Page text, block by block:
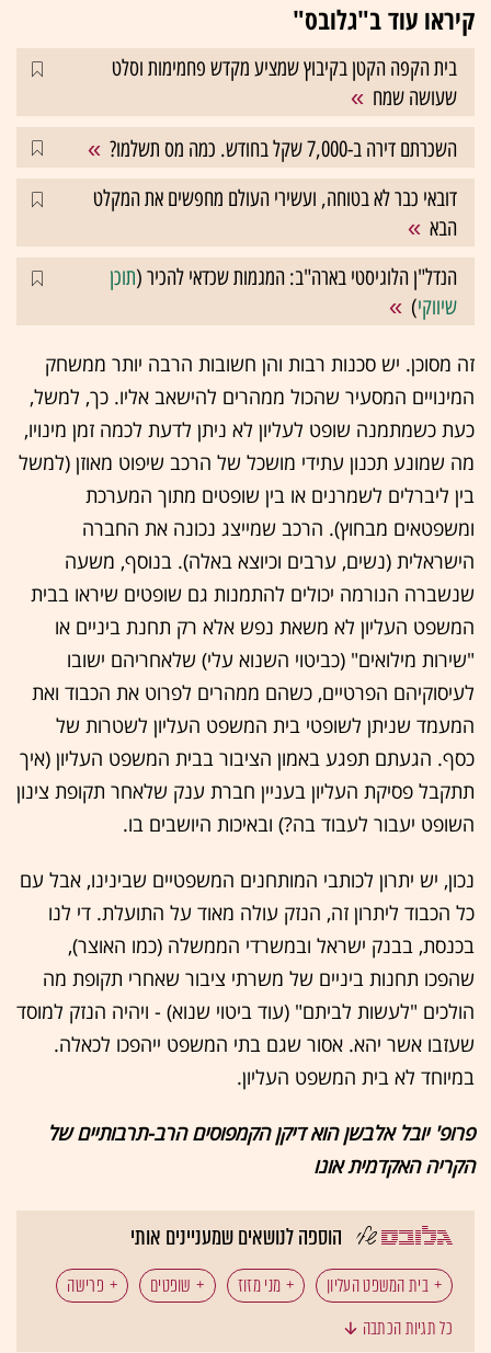
קיראו עוד ב"גלובס"
בית הקפה הקטן בקיבוץ שמציע מקדש פחמימות וסלט
שעושה שמח
השכרתם דירה ב-7,000 שקל בחודש. כמה מס תשלמו?
דובאי כבר לא בטוחה, ועשירי העולם מחפשים את המקלט
הבא
הנדל"ן הלוגיסטי בארה"ב: המגמות שכדאי להכיר (תוכן
שיווקי)
זה מסוכן. יש סכנות רבות והן חשובות הרבה יותר ממשחק
המינויים המסעיר שהכול ממהרים להישאב אליו. כך, למשל,
כעת כשמתמנה שופט לעליון לא ניתן לדעת לכמה זמן מינויו,
מה שמונע תכנון עתידי מושכל של הרכב שיפוט מאוזן (למשל
בין ליברלים לשמרנים או בין שופטים מתוך המערכת
ומשפטאים מבחוץ). הרכב שמייצג נכונה את החברה
הישראלית (נשים, ערבים וכיוצא באלה). בנוסף, משעה
שנשברה הנורמה יכולים להתמנות גם שופטים שיראו בבית
המשפט העליון לא משאת נפש אלא רק תחנת ביניים או
"שירות מילואים" (כביטוי השנוא עלי) שלאחריהם ישובו
לעיסוקיהם הפרטיים, כשהם ממהרים לפרוט את הכבוד ואת
המעמד שניתן לשופטי בית המשפט העליון לשטרות של
כסף. הגעתם תפגע באמון הציבור בבית המשפט העליון (איך
תתקבל פסיקת העליון בעניין חברת ענק שלאחר תקופת צינון
השופט יעבור לעבוד בה?) ובאיכות היושבים בו.
נכון, יש יתרון לכותבי המותחנים המשפטיים שבינינו, אבל עם
כל הכבוד ליתרון זה, הנזק עולה מאוד על התועלת. די לנו
בכנסת, בבנק ישראל ובמשרדי הממשלה (כמו האוצר),
שהפכו תחנות ביניים של משרתי ציבור שאחרי תקופת מה
הולכים "לעשות לביתם" (עוד ביטוי שנוא) - ויהיה הנזק למוסד
שעזבו אשר יהא. אסור שגם בתי המשפט ייהפכו לכאלה.
במיוחד לא בית המשפט העליון.
פרופ' יובל אלבשן הוא דיקן הקמפוסים הרב-תרבותיים של
הקריה האקדמית אונו
הוספה לנושאים שמעניינים אותי
בית המשפט העליון מני מזוז שופטים
פרישה
כל תגיות הכתבה